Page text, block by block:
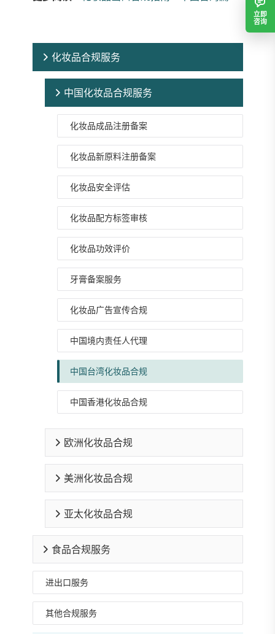
化妆品合规服务
中国化妆品合规服务
化妆品成品注册备案
化妆品新原料注册备案
化妆品安全评估
化妆品配方标签审核
化妆品功效评价
牙膏备案服务
化妆品广告宣传合规
中国境内责任人代理
中国台湾化妆品合规
中国香港化妆品合规
欧洲化妆品合规
美洲化妆品合规
亚太化妆品合规
食品合规服务
进出口服务
其他合规服务
立即
咨询